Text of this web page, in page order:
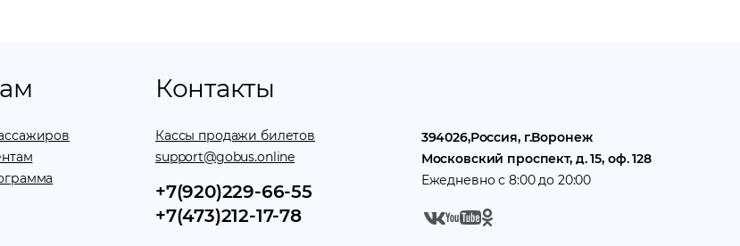
Контакты
Кассы продажи билетов
support@gobus.online
+7(920)229-66-55
+7(473)212-17-78
394026,Россия, г.Воронеж
Московский проспект, д. 15, оф. 128
Ежедневно с 8:00 до 20:00